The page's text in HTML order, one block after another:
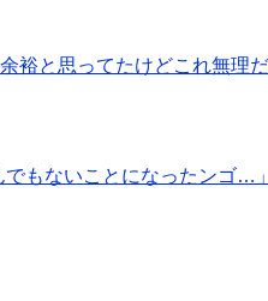
裕と思ってたけどこれ無理
もないことになったンゴ…」